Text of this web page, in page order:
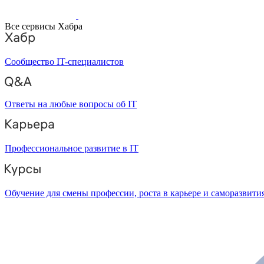
Все сервисы Хабра
Сообщество IT-специалистов
Ответы на любые вопросы об IT
Профессиональное развитие в IT
Обучение для смены профессии, роста в карьере и